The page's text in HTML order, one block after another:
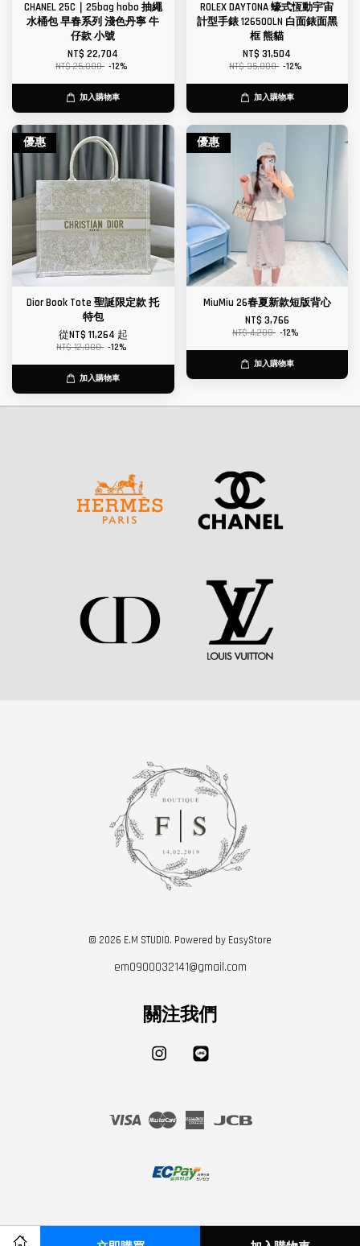
CHANEL 25C｜25bag hobo 抽繩
水桶包 早春系列 淺色丹寧 牛
仔款 小號
NT$ 22,704
NT$ 25,800 -12%
加入購物車
ROLEX DAYTONA 蠔式恆動宇宙
計型手錶 126500LN 白面錶面黑
框 熊貓
NT$ 31,504
NT$ 35,800 -12%
加入購物車
優惠
Dior Book Tote 聖誕限定款 托
特包
從NT$ 11,264 起
NT$ 12,800 -12%
加入購物車
優惠
MiuMiu 26春夏新款短版背心
NT$ 3,766
NT$ 4,280 -12%
加入購物車
© 2026 E.M STUDIO. Powered by EasyStore
em0900032141@gmail.com
關注我們
Instagram
Visa Master
American